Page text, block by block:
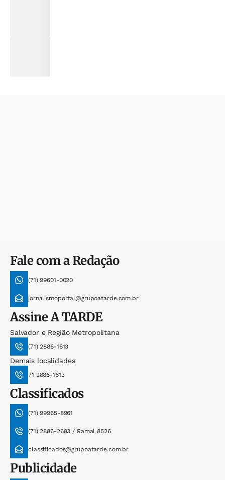
Fale com a Redação
(71) 99601-0020
jornalismoportal@grupoatarde.com.br
AssineA TARDE
Salvador e Região Metropolitana
(71) 2886-1613
Demais localidades
71 2886-1613
Classificados
(71) 99965-8961
(71) 2886-2683 / Ramal 8526
classificados@grupoatarde.com.br
Publicidade